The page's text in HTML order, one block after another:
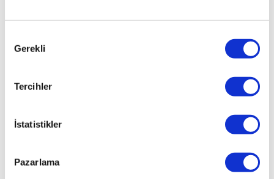
Seçimi
Gerekli
Tercihler
İstatistikler
Pazarlama
Dünya
Kongresi’nde
Congress)
Avrupa’da